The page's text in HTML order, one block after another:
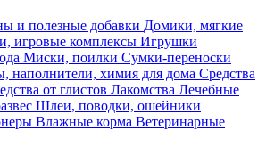
и полезные добавки Домики, мягкие
игровые комплексы Игрушки
Миски, поилки Сумки-переноски
наполнители, химия для дома Средства
от глистов Лакомства Лечебные
Шлеи, поводки, ошейники
Влажные корма Ветеринарные